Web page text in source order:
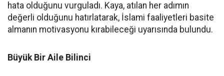
hata olduğunu vurguladı. Kaya, atılan her adımın
değerli olduğunu hatırlatarak, İslami faaliyetleri basite
almanın motivasyonu kırabileceği uyarısında bulundu.
Büyük Bir Aile Bilinci